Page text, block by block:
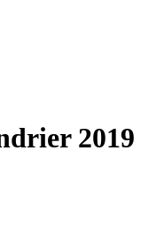
2019